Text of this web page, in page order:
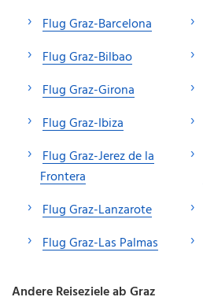
Flug Graz-Barcelona
Flug Graz-Bilbao
Flug Graz-Girona
Flug Graz-Ibiza
Flug Graz-Jerez de la
Frontera
Flug Graz-Lanzarote
Flug Graz-Las Palmas
Andere Reiseziele ab Graz